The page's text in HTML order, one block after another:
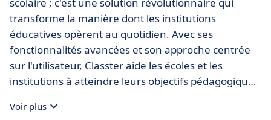
transforme la manière dont les institutions
éducatives opèrent au quotidien. Avec ses
fonctionnalités avancées et son approche centrée
sur l'utilisateur, Classter aide les écoles et les
institutions à atteindre leurs objectifs pédagogiques
Réservez une démonstration gratuite aujourd'hui
Voir plus